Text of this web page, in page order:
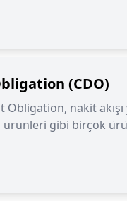
(CDO)
Obligation, nakit
gibi birçok